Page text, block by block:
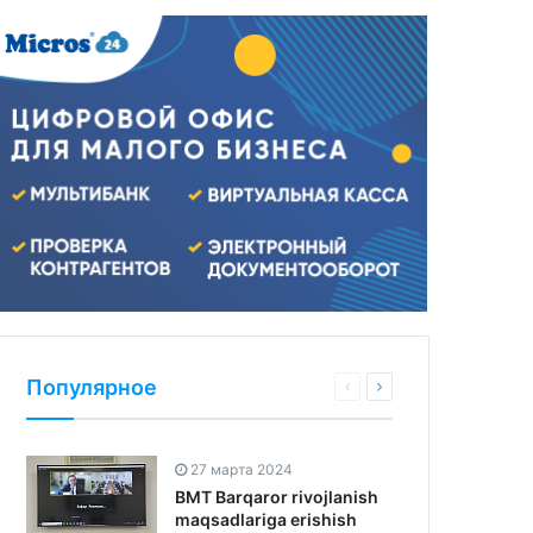
Популярное
27 марта 2024
BMT Barqaror rivojlanish
maqsadlariga erishish